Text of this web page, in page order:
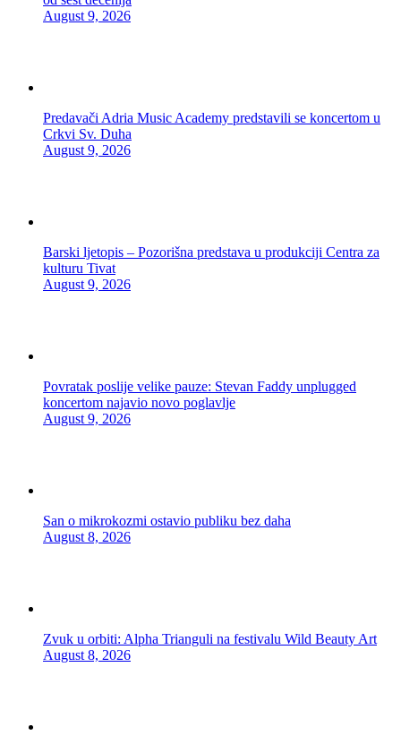
August 9, 2026
Predavači Adria Music Academy predstavili se koncertom u
Crkvi Sv. Duha
August 9, 2026
Barski ljetopis – Pozorišna predstava u produkciji Centra za
kulturu Tivat
August 9, 2026
Povratak poslije velike pauze: Stevan Faddy unplugged
koncertom najavio novo poglavlje
August 9, 2026
San o mikrokozmi ostavio publiku bez daha
August 8, 2026
Zvuk u orbiti: Alpha Trianguli na festivalu Wild Beauty Art
August 8, 2026